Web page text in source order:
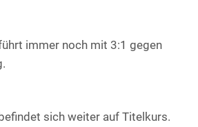
immer noch mit 3:1 gegen
sich weiter auf Titelkurs.